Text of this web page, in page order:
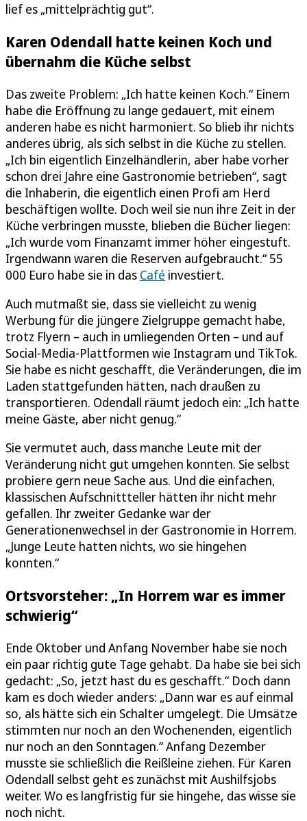
lief es „mittelprächtig gut“.
Karen Odendall hatte keinen Koch und
übernahm die Küche selbst
Das zweite Problem: „Ich hatte keinen Koch.“ Einem
habe die Eröffnung zu lange gedauert, mit einem
anderen habe es nicht harmoniert. So blieb ihr nichts
anderes übrig, als sich selbst in die Küche zu stellen.
„Ich bin eigentlich Einzelhändlerin, aber habe vorher
schon drei Jahre eine Gastronomie betrieben“, sagt
die Inhaberin, die eigentlich einen Profi am Herd
beschäftigen wollte. Doch weil sie nun ihre Zeit in der
Küche verbringen musste, blieben die Bücher liegen:
„Ich wurde vom Finanzamt immer höher eingestuft.
Irgendwann waren die Reserven aufgebraucht.“ 55
000 Euro habe sie in das Café investiert.
Auch mutmaßt sie, dass sie vielleicht zu wenig
Werbung für die jüngere Zielgruppe gemacht habe,
trotz Flyern – auch in umliegenden Orten – und auf
Social-Media-Plattformen wie Instagram und TikTok.
Sie habe es nicht geschafft, die Veränderungen, die im
Laden stattgefunden hätten, nach draußen zu
transportieren. Odendall räumt jedoch ein: „Ich hatte
meine Gäste, aber nicht genug.“
Sie vermutet auch, dass manche Leute mit der
Veränderung nicht gut umgehen konnten. Sie selbst
probiere gern neue Sache aus. Und die einfachen,
klassischen Aufschnittteller hätten ihr nicht mehr
gefallen. Ihr zweiter Gedanke war der
Generationenwechsel in der Gastronomie in Horrem.
„Junge Leute hatten nichts, wo sie hingehen
konnten.“
Ortsvorsteher: „In Horrem war es immer
schwierig“
Ende Oktober und Anfang November habe sie noch
ein paar richtig gute Tage gehabt. Da habe sie bei sich
gedacht: „So, jetzt hast du es geschafft.“ Doch dann
kam es doch wieder anders: „Dann war es auf einmal
so, als hätte sich ein Schalter umgelegt. Die Umsätze
stimmten nur noch an den Wochenenden, eigentlich
nur noch an den Sonntagen.“ Anfang Dezember
musste sie schließlich die Reißleine ziehen. Für Karen
Odendall selbst geht es zunächst mit Aushilfsjobs
weiter. Wo es langfristig für sie hingehe, das wisse sie
noch nicht.